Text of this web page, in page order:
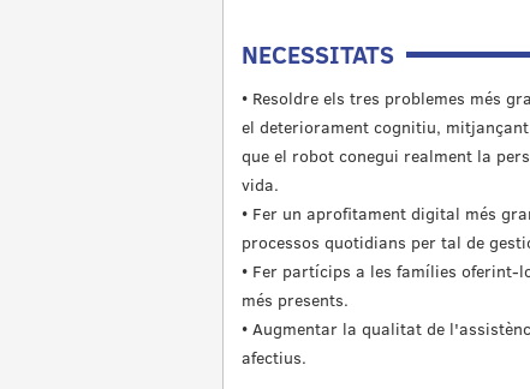
NECESSITATS
• Resoldre els tres problemes més
el deteriorament cognitiu,
que el robot conegui realment la
vida.
• Fer un aprofitament digital més
processos quotidians per tal de
• Fer partícips a les famílies
més presents.
• Augmentar la qualitat de
afectius.